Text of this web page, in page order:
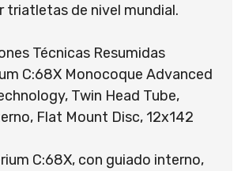
triatletas de nivel mundial.
Técnicas Resumidas
C:68X Monocoque Advanced
Twin Head Tube,
Flat Mount Disc, 12x142
C:68X, con guiado interno,